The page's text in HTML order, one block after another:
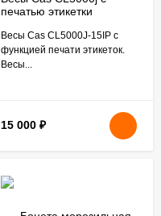
печатью этикетки
Весы Cas CL5000J-15IP с
функцией печати этикеток.
Весы...
15 000 ₽